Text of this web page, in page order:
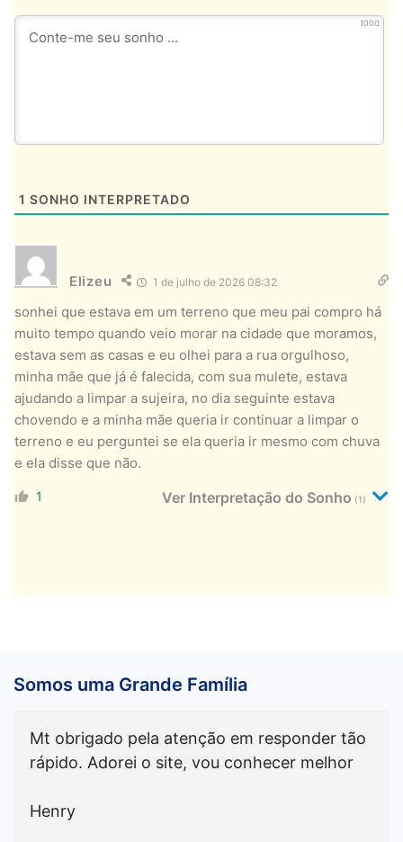
1000
1 SONHO INTERPRETADO
Elizeu 1 de julho de 2026 08:32
sonhei que estava em um terreno que meu pai compro há
muito tempo quando veio morar na cidade que moramos,
estava sem as casas e eu olhei para a rua orgulhoso,
minha mãe que já é falecida, com sua mulete, estava
ajudando a limpar a sujeira, no dia seguinte estava
chovendo e a minha mãe queria ir continuar a limpar o
terreno e eu perguntei se ela queria ir mesmo com chuva
e ela disse que não.
1 Ver Interpretação do Sonho (1)
Somos uma Grande Família
Mt obrigado pela atenção em responder tão
rápido. Adorei o site, vou conhecer melhor
Henry